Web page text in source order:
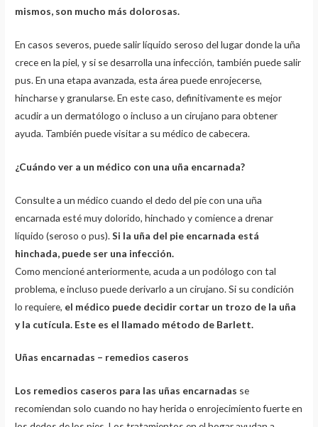
mismos, son mucho más dolorosas.
En casos severos, puede salir líquido seroso del lugar donde la uña
crece en la piel, y si se desarrolla una infección, también puede salir
pus. En una etapa avanzada, esta área puede enrojecerse,
hincharse y granularse. En este caso, definitivamente es mejor
acudir a un dermatólogo o incluso a un cirujano para obtener
ayuda. También puede visitar a su médico de cabecera.
¿Cuándo ver a un médico con una uña encarnada?
Consulte a un médico cuando el dedo del pie con una uña
encarnada esté muy dolorido, hinchado y comience a drenar
líquido (seroso o pus).Si la uña del pie encarnada está
hinchada, puede ser una infección.
Como mencioné anteriormente, acuda a un podólogo con tal
problema, e incluso puede derivarlo a un cirujano. Si su condición
lo requiere, el médico puede decidir cortar un trozo de la uña
y la cutícula. Este es el llamado método de Barlett.
Uñas encarnadas – remedios caseros
Los remedios caseros para las uñas encarnadas se
recomiendan solo cuando no hay herida o enrojecimiento fuerte en